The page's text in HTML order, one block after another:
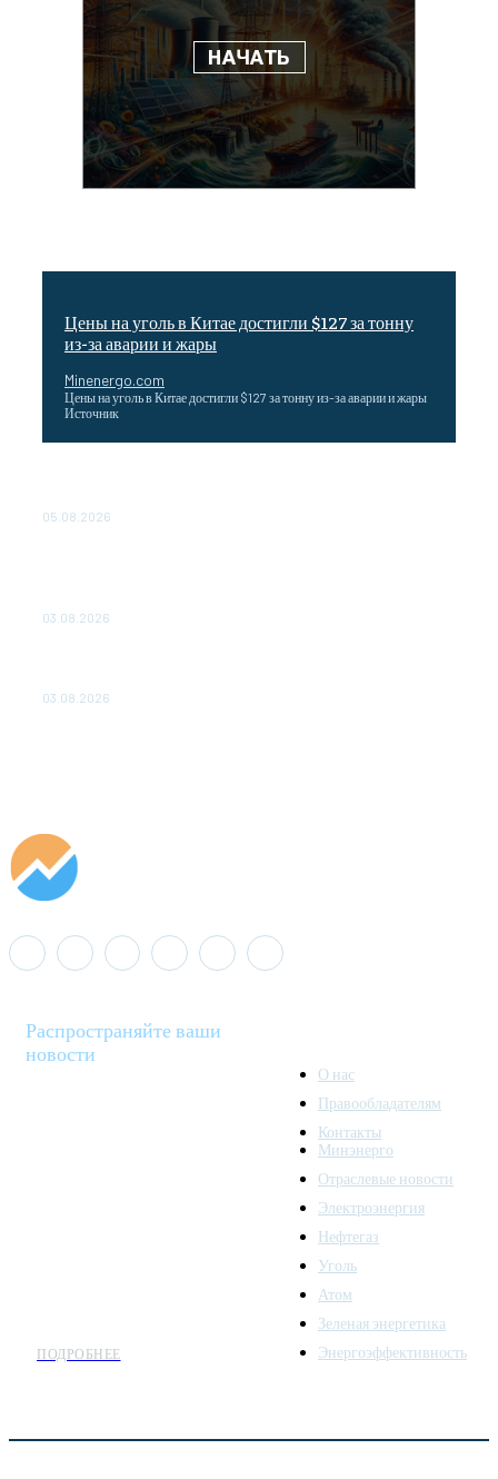
Цены на уголь в Китае достигли $127 за тонну
из-за аварии и жары
Minenergo.com
Цены на уголь в Китае достигли $127 за тонну из-за аварии и жары
Источник
05.08.2026
03.08.2026
03.08.2026
Распространяйте ваши
новости
ПОДРОБНЕЕ
О нас
Правообладателям
Контакты
Минэнерго
Отраслевые новости
Электроэнергия
Нефтегаз
Уголь
Атом
Зеленая энергетика
Энергоэффективность